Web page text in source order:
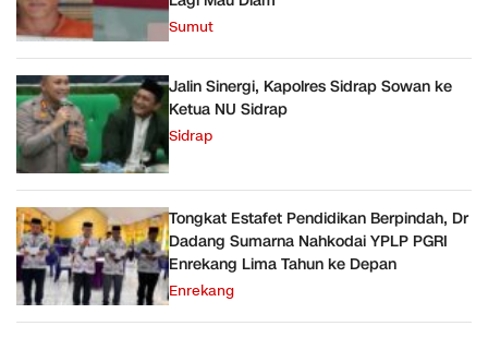
Sumut
Jalin Sinergi, Kapolres Sidrap Sowan ke
Ketua NU Sidrap
Sidrap
Tongkat Estafet Pendidikan Berpindah, Dr
Dadang Sumarna Nahkodai YPLP PGRI
Enrekang Lima Tahun ke Depan
Enrekang